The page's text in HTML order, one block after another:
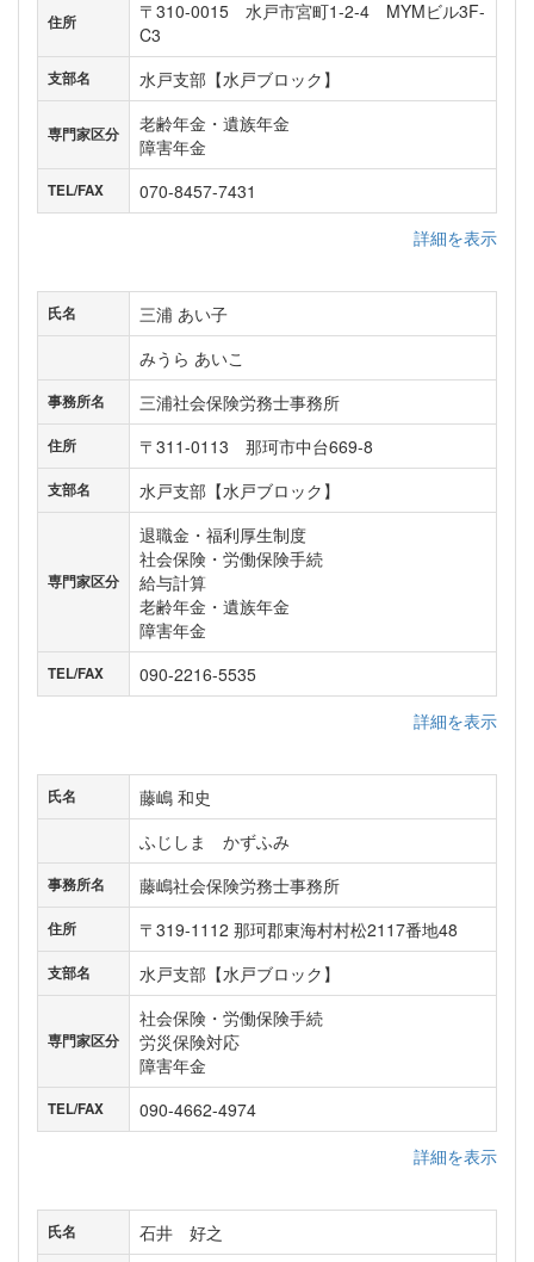
住所
〒310-0015 水戸市宮町1-2-4 MYMビル3F-
C3
支部名 水戸支部【水戸ブロック】
専門家区分
老齢年金・遺族年金
障害年金
TEL/FAX
070-8457-7431
詳細を表示
氏名
三浦 あい子
みうら あいこ
事務所名 三浦社会保険労務士事務所
住所 〒311-0113 那珂市中台669-8
支部名 水戸支部【水戸ブロック】
専門家区分
退職金・福利厚生制度
社会保険・労働保険手続
給与計算
老齢年金・遺族年金
障害年金
TEL/FAX
090-2216-5535
詳細を表示
氏名
藤嶋 和史
ふじしま かずふみ
事務所名 藤嶋社会保険労務士事務所
住所 〒319-1112 那珂郡東海村村松2117番地48
支部名 水戸支部【水戸ブロック】
専門家区分
社会保険・労働保険手続
労災保険対応
障害年金
TEL/FAX
090-4662-4974
詳細を表示
氏名
石井 好之